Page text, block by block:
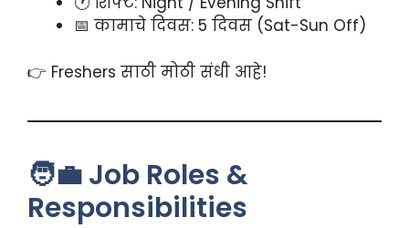
📅 कामाचे दिवस: 5 दिवस (Sat-Sun Off)
👉 Freshers साठी मोठी संधी आहे!
🧑‍💼 Job Roles &
Responsibilities